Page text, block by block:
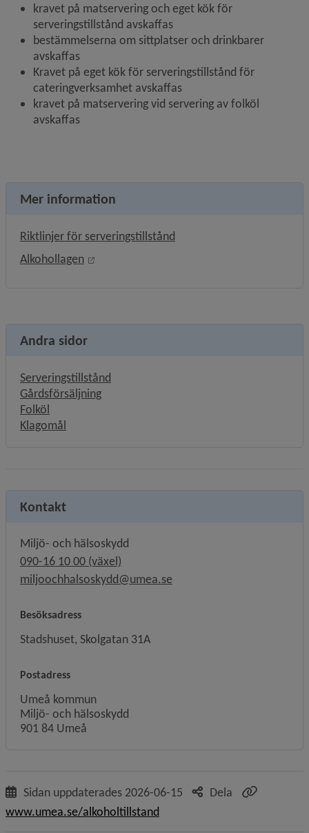
kravet på matservering och eget kök för
serveringstillstånd avskaffas
bestämmelserna om sittplatser och drinkbarer
avskaffas
Kravet på eget kök för serveringstillstånd för
cateringverksamhet avskaffas
kravet på matservering vid servering av folköl
avskaffas
Mer information
Riktlinjer för serveringstillstånd
Alkohollagen
Länk till annan webbplats, öppnas i nytt
Andra sidor
Serveringstillstånd
Gårdsförsäljning
Folköl
Klagomål
Kontakt
Miljö- och hälsoskydd
090-16 10 00 (växel)
miljoochhalsoskydd@umea.se
Besöksadress
Stadshuset, Skolgatan 31A
Postadress
Umeå kommun
Miljö- och hälsoskydd
901 84 Umeå
Sidan uppdaterades 2026-06-15
Dela
www.umea.se/alkoholtillstand